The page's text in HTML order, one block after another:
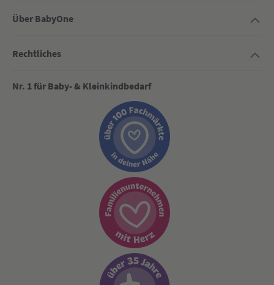
Über BabyOne
Rechtliches
Nr. 1 für Baby- & Kleinkindbedarf